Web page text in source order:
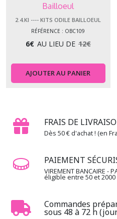
Bailloeul
2.4.KI ---- KITS ODILE BAILLOEUL
RÉFÉRENCE : OBC109
6€ AU LIEU DE 12€
AJOUTER AU PANIER
FRAIS DE
Dès 50 € d'achat ! (en
PAIEMENT
VIREMENT BANCAIRE -
éligible entre 50 et 2000
Commandes
sous 48 à 72 h